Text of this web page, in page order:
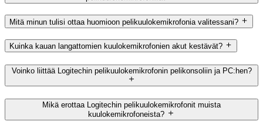
Mitä minun tulisi ottaa huomioon pelikuulokemikrofonia valitessani?
Kuinka kauan langattomien kuulokemikrofonien akut kestävät?
Voinko liittää Logitechin pelikuulokemikrofonin pelikonsoliin ja PC:hen?
Mikä erottaa Logitechin pelikuulokemikrofonit muista
kuulokemikrofoneista?